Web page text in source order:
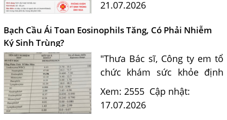
vấn cách nhận biết...
21.07.2026
Bạch Cầu Ái Toan Eosinophils Tăng, Có Phải Nhiễm
Ký Sinh Trùng?
"Thưa Bác sĩ, Công ty em tổ
chức khám sức khỏe định
kỳ. Kết quả xét nghiệm máu
của em có chỉ số bạch cầu ái
Xem: 2555 Cập nhật:
17.07.2026
Chẩn Đoán Và Điều Trị Bệnh Echinococcus
Những Điều Cần Biết Về Giun Hình Ống
Chẩn Đoán Và Điều Trị Bệnh Amip Ở Não
Bệnh Sán Chó Dấu Hiệu Nhận Biết Và Thời Gian Trị Bệnh
Sán Chó
Trị Bệnh Sán Chó Có Khỏi Bệnh Ngứa Da Không?
TRIỆU CHỨNG GIUN SÁN CHÓ MÈO